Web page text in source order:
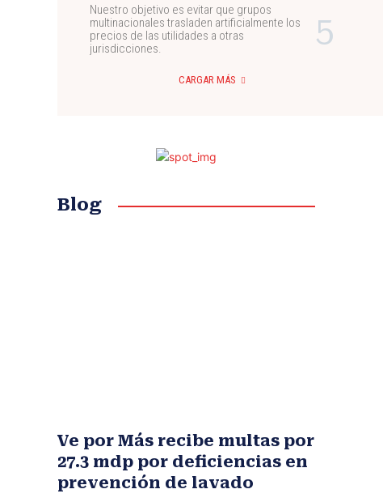
Nuestro objetivo es evitar que grupos
multinacionales trasladen artificialmente los
precios de las utilidades a otras
jurisdicciones.
CARGAR MÁS
Blog
Ve por Más recibe multas por
27.3 mdp por deficiencias en
prevención de lavado